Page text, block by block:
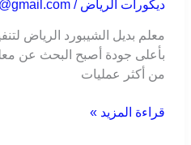
ديكورات الرياض /
معلم بديل الشيبورد الرياض
بأعلى جودة أصبح البحث عن
من أكثر عمليات
قراءة المزيد »